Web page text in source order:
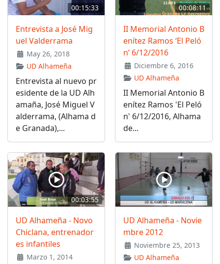
00:15:33
Entrevista a José Mig
uel Valderrama
May 26, 2018
UD Alhameña
Entrevista al nuevo pr
esidente de la UD Alh
amaña, José Miguel V
alderrama, (Alhama d
e Granada),...
00:08:11
II Memorial Antonio B
enítez Ramos ‘El Peló
n’ 6/12/2016
Diciembre 6, 2016
UD Alhameña
II Memorial Antonio B
enítez Ramos 'El Peló
n' 6/12/2016, Alhama
de...
00:03:55
UD Alhameña - Novo
Chiclana, entrenador
es infantiles
Marzo 1, 2014
UD Alhameña - Novie
mbre 2012
Noviembre 25, 2013
UD Alhameña